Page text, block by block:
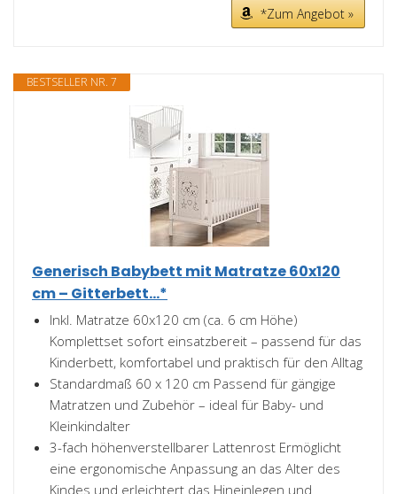
*Zum Angebot »
BESTSELLER NR. 7
Generisch Babybett mit Matratze 60x120
cm – Gitterbett...*
Inkl. Matratze 60x120 cm (ca. 6 cm Höhe)
Komplettset sofort einsatzbereit – passend für das
Kinderbett, komfortabel und praktisch für den Alltag
Standardmaß 60 x 120 cm Passend für gängige
Matratzen und Zubehör – ideal für Baby- und
Kleinkindalter
3-fach höhenverstellbarer Lattenrost Ermöglicht
eine ergonomische Anpassung an das Alter des
Kindes und erleichtert das Hineinlegen und